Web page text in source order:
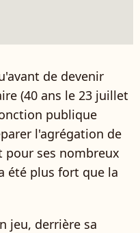
de devenir
(40 ans le 23 juillet
publique
l'agrégation de
pour ses nombreux
été plus fort que la
jeu, derrière sa